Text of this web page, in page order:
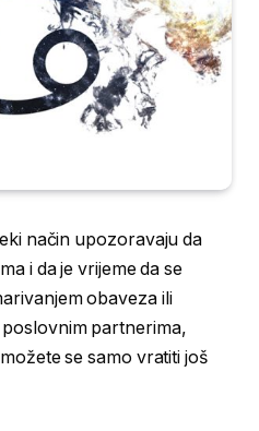
način upozoravaju da
i da je vrijeme da se
obaveza ili
partnerima,
se samo vratiti još